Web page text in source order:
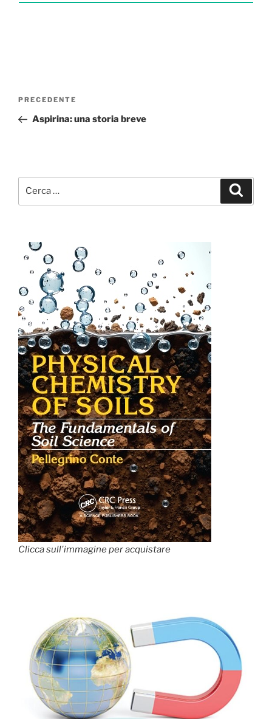
Navigazione
Articolo
precedente:
PRECEDENTE
Aspirina: una storia breve
Clicca sull'immagine per acquistare